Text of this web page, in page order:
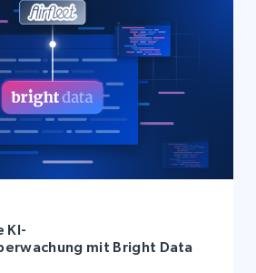
KI-
mit Bright Data